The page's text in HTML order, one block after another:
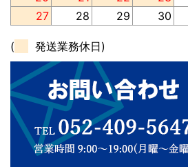
27
28 29 30
( 発送業務休日)